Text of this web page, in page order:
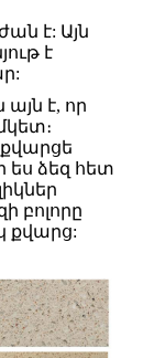
է: Այն
է
այն է, որ
քվարցե
ես ձեզ հետ
բոլորը
քվարց: